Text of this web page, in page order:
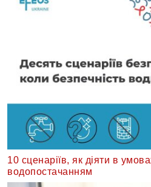
10 сценаріїв, як діяти в
водопостачанням